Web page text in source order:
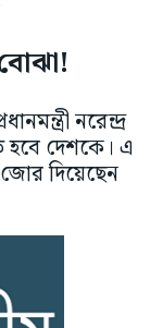
নরেন্দ্র
হবে দেশকে। এ
দিয়েছেন